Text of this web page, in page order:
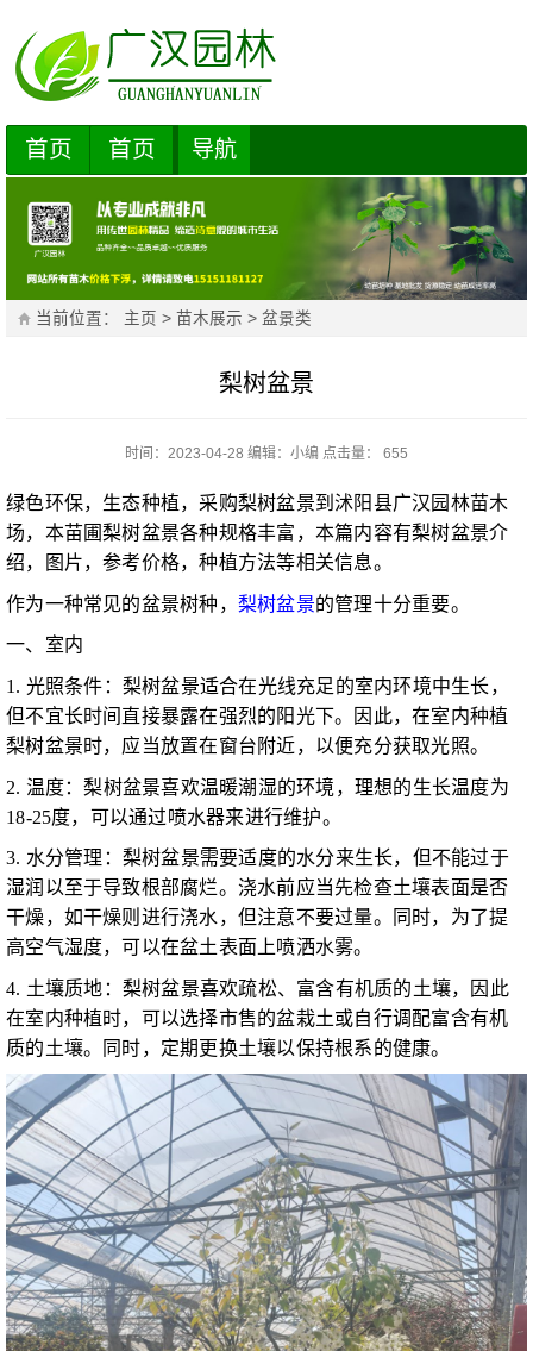
首页 首页 导航
当前位置： 主页 >苗木展示 >盆景类
梨树盆景
时间：2023-04-28 编辑： 小编 点击量： 655
绿色环保，生态种植，采购梨树盆景到沭阳县广汉园林苗木
场，本苗圃梨树盆景各种规格丰富，本篇内容有梨树盆景介
绍，图片，参考价格，种植方法等相关信息。
作为一种常见的盆景树种， 梨树盆景的管理十分重要。
一、室内
1. 光照条件：梨树盆景适合在光线充足的室内环境中生长，
但不宜长时间直接暴露在强烈的阳光下。因此，在室内种植
梨树盆景时，应当放置在窗台附近，以便充分获取光照。
2. 温度：梨树盆景喜欢温暖潮湿的环境，理想的生长温度为
18-25度，可以通过喷水器来进行维护。
3. 水分管理：梨树盆景需要适度的水分来生长，但不能过于
湿润以至于导致根部腐烂。浇水前应当先检查土壤表面是否
干燥，如干燥则进行浇水，但注意不要过量。同时，为了提
高空气湿度，可以在盆土表面上喷洒水雾。
4. 土壤质地：梨树盆景喜欢疏松、富含有机质的土壤，因此
在室内种植时，可以选择市售的盆栽土或自行调配富含有机
质的土壤。同时，定期更换土壤以保持根系的健康。